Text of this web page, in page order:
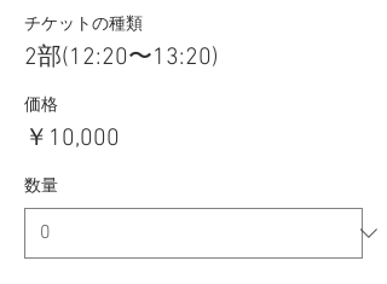
チケットの種類
2部(12:20〜13:20)
価格
￥10,000
数量